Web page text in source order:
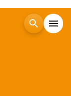
search menu